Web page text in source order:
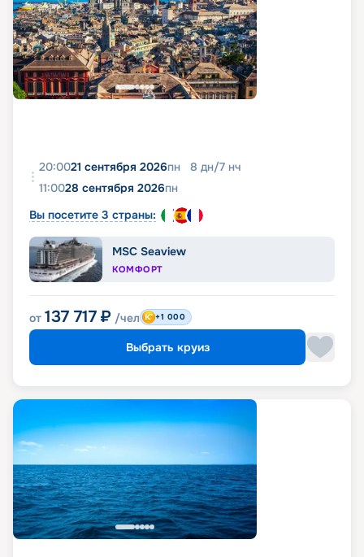
20:0021 сентября 2026пн 8 дн/7 нч
11:0028 сентября 2026пн
Вы посетите 3 страны:
MSC Seaview
КОМФОРТ
от 137 717 ₽ /чел +1 000
Выбрать круиз